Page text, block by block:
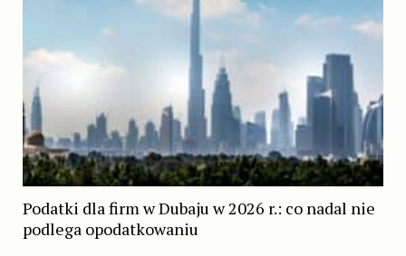
Podatki dla firm w Dubaju w 2026 r.: co nadal nie
podlega opodatkowaniu